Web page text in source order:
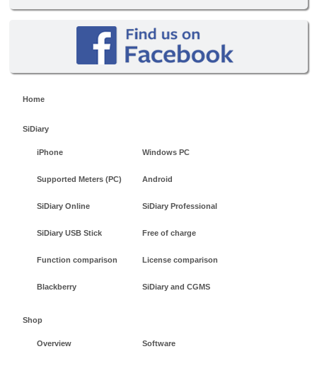
Home
SiDiary
iPhone Windows PC
Supported Meters (PC) Android
SiDiary Online SiDiary Professional
SiDiary USB Stick Free of charge
Function comparison License comparison
Blackberry SiDiary and CGMS
Shop
Overview Software